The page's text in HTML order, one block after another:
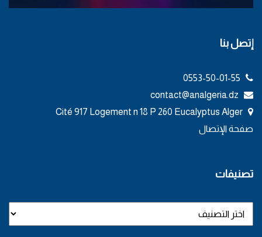
إتصل بنا
صفحة الإتصال
تصنيفات